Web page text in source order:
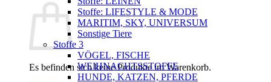
Es befinden sich keine Produkte im Warenkorb.
Stoffe: LIFESTYLE & MODE
MARITIM, SKY, UNIVERSUM
Sonstige Tiere
Stoffe 3
VÖGEL, FISCHE
WEIHNACHTSSTOFFE
HUNDE, KATZEN, PFERDE